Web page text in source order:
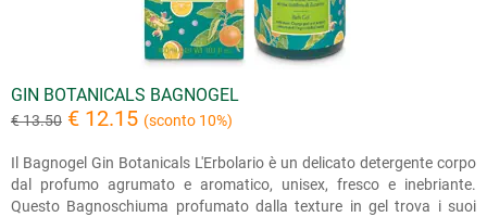
GIN BOTANICALS BAGNOGEL
€ 13.50 € 12.15 (sconto 10%)
Il Bagnogel Gin Botanicals L'Erbolario è un delicato detergente corpo
dal profumo agrumato e aromatico, unisex, fresco e inebriante.
Questo Bagnoschiuma profumato dalla texture in gel trova i suoi